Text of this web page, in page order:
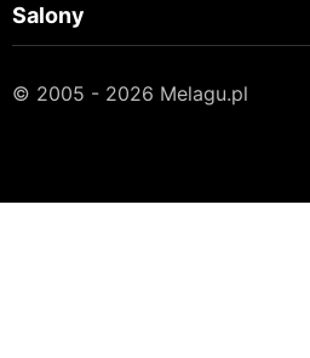
Salony
© 2005 - 2026 Melagu.pl